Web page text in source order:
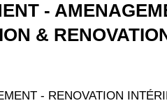
-
&
- RENOVATION